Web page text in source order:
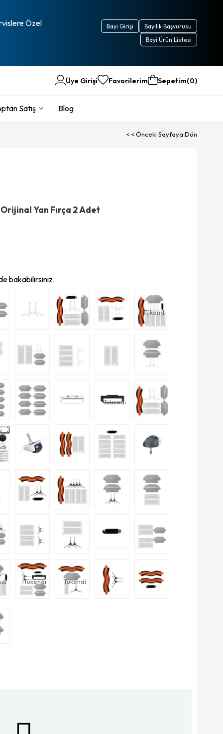
Özel Bayilik Başvurusu
Bayi Girişi
Bayi Ürün Listesi
Üye Girişi Favorilerim Sepetim 0
Satış Blog
< < Önceki Sayfaya Dön
Yan Fırça 2 Adet
bakabilirsiniz.
Tükendi
Tükendi
Tükendi Tükendi